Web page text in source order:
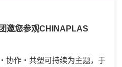
邀您参观CHINAPLAS
协作・共塑可持续为主题，于